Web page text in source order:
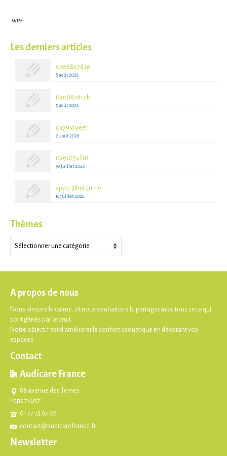
WPF
Les derniers articles
0xe686782e
8 août 2026
0xe08781eb
5 août 2026
0x79519ee1
2 août 2026
0x9d25af18
30 juillet 2026
vpvq13llmtqnme
16 juillet 2026
Thèmes
Thèmes
A propos de nous
Nous aimons le calme, et nous souhaitons le partager avec tous ceux qui
sont gênés par le bruit.
Notre objectif est d'améliorer le confort acoustique en décorant vos
espaces.
Contact
Audicare France
88 avenue des Ternes
Paris 75017
01 77 75 97 02
contact@audicarefrance.fr
Newsletter